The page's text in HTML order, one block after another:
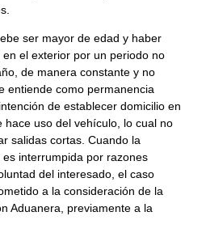
ser mayor de edad y haber
en el exterior por un periodo no
de manera constante y no
entiende como permanencia
de establecer domicilio en
hace uso del vehículo, lo cual no
salidas cortas. Cuando la
es interrumpida por razones
del interesado, el caso
a la consideración de la
Aduanera, previamente a la